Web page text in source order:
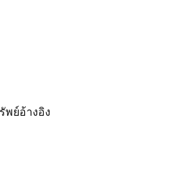
พย์อ้างอิง